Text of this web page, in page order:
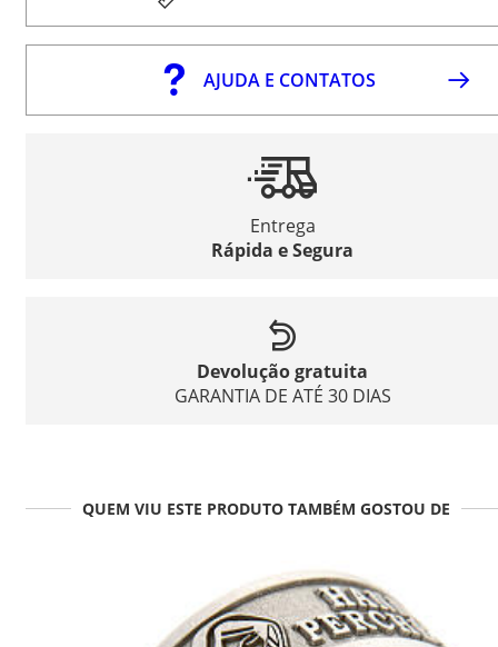
AJUDA E CONTATOS
Entrega
Rápida e Segura
Devolução gratuita
GARANTIA DE ATÉ 30 DIAS
QUEM VIU ESTE PRODUTO TAMBÉM GOSTOU DE